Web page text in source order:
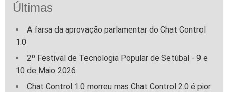
Últimas
A farsa da aprovação parlamentar do Chat Control
1.0
2º Festival de Tecnologia Popular de Setúbal - 9 e
10 de Maio 2026
Chat Control 1.0 morreu mas Chat Control 2.0 é pior